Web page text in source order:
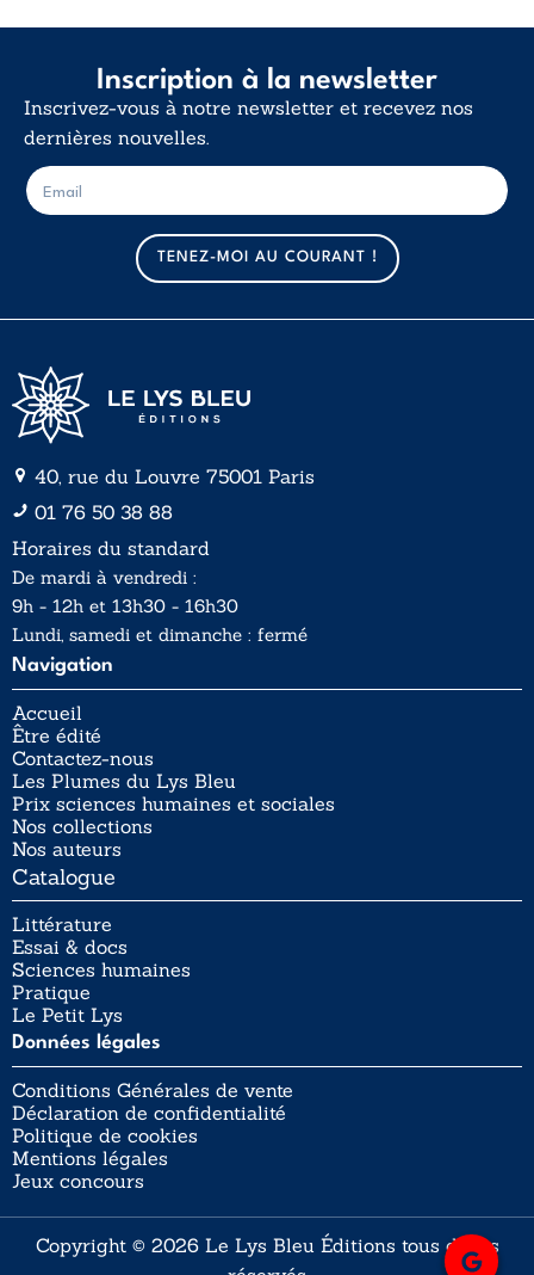
Inscription à la newsletter
Inscrivez-vous à notre newsletter et recevez nos
dernières nouvelles.
m
a
i
l
E
-
m
TENEZ-MOI AU COURANT !
40, rue du Louvre 75001 Paris
01 76 50 38 88
Horaires du standard
De mardi à vendredi :
9h - 12h et 13h30 - 16h30
Lundi, samedi et dimanche : fermé
Navigation
Accueil
Être édité
Contactez-nous
Les Plumes du Lys Bleu
Prix sciences humaines et sociales
Nos collections
Nos auteurs
Catalogue
Littérature
Essai & docs
Sciences humaines
Pratique
Le Petit Lys
Données légales
Conditions Générales de vente
Déclaration de confidentialité
Politique de cookies
Mentions légales
Jeux concours
Copyright © 2026 Le Lys Bleu Éditions tous droits